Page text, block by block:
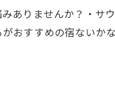
ありませんか？・サ
おすすめの宿ないか